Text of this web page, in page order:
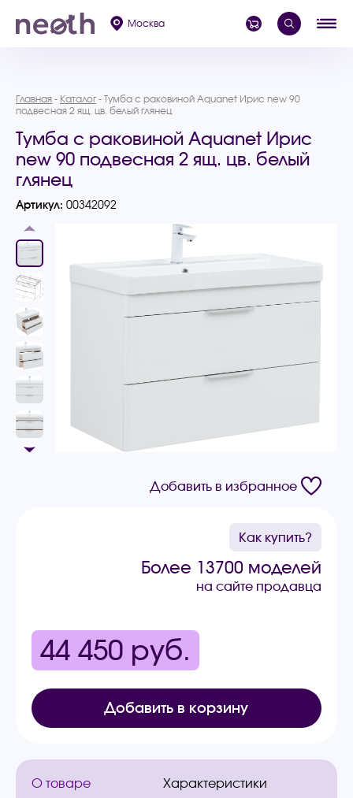
Москва
Главная Каталог
Тумба с раковиной Aquanet Ирис new 90
подвесная 2 ящ. цв. белый глянец
Тумба с раковиной Aquanet Ирис
new 90 подвесная 2 ящ. цв. белый
глянец
Артикул: 00342092
Добавить в избранное
Как купить?
Более 13700 моделей
на сайте продавца
44 450 руб.
Добавить в корзину
О товаре
Характеристики